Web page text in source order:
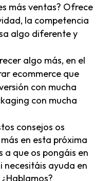
más ventas? Ofrece
la competencia
algo diferente y
algo más, en el
ecommerce que
con mucha
con mucha
consejos os
en esta próxima
a que os pongáis en
ayuda en